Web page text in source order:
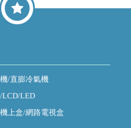
/直膨冷氣機
LCD/LED
上盒/網路電視盒